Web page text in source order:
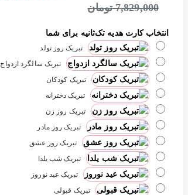
7,829,000 تومان
انتخاب کارت هدیه تک‌ثانیه برای شما
تبریک روز تولد
تبریک سالگرد ازدواج
تبریک کودکان
تبریک دخترانه
تبریک روز زن
تبریک روز مادر
تبریک روز عشق
تبریک شب یلدا
تبریک عید نوروز
تبریک قبولی